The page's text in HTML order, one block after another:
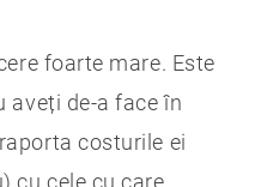
foarte mare. Este
aveți de-a face în
costurile ei
cu cele cu care